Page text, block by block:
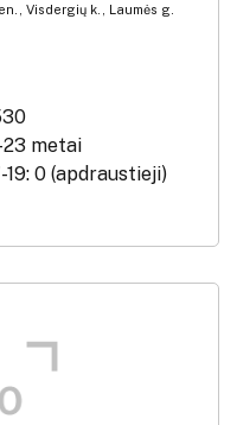
Visdergių k., Laumės g.
metai
0 (apdraustieji)